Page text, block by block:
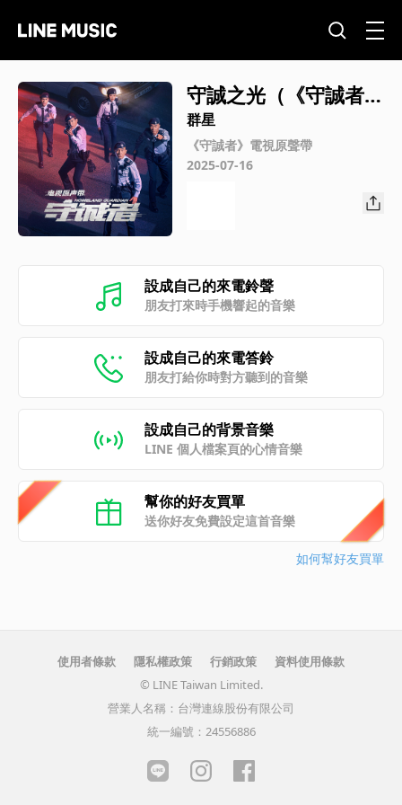
守誠之光（《守誠者》
電視劇片頭曲）
群星
《守誠者》電視原聲帶
2025-07-16
設成自己的來電鈴聲
朋友打來時手機響起的音樂
設成自己的來電答鈴
朋友打給你時對方聽到的音樂
設成自己的背景音樂
LINE 個人檔案頁的心情音樂
幫你的好友買單
送你好友免費設定這首音樂
如何幫好友買單
使用者條款 隱私權政策 行銷政策
資料使用條款
© LINE Taiwan Limited.
營業人名稱：台灣連線股份有限公司
統一編號：24556886